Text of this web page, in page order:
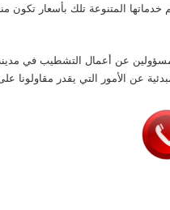
المتنوعة تلك بأسعار تكون
عن أعمال التشطيب في مدينة
عن الأمور التي يقدر مقاولونا